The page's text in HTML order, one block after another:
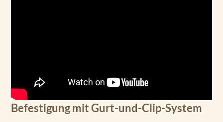
Befestigung mit Gurt-und-Clip-System